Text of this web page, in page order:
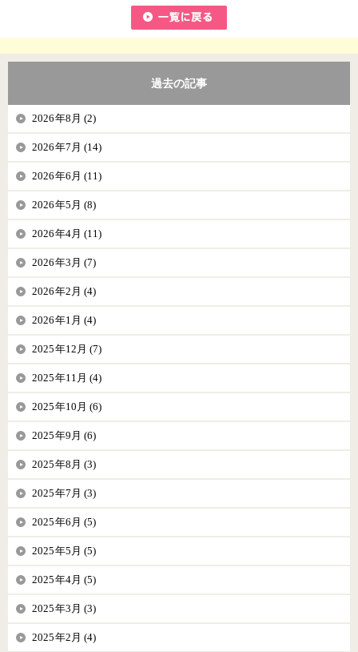
過去の記事
2026年8月 (2)
2026年7月 (14)
2026年6月 (11)
2026年5月 (8)
2026年4月 (11)
2026年3月 (7)
2026年2月 (4)
2026年1月 (4)
2025年12月 (7)
2025年11月 (4)
2025年10月 (6)
2025年9月 (6)
2025年8月 (3)
2025年7月 (3)
2025年6月 (5)
2025年5月 (5)
2025年4月 (5)
2025年3月 (3)
2025年2月 (4)